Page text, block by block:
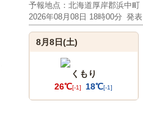
予報地点：北海道厚岸郡浜中町
2026年08月08日 18時00分 発表
8月8日(土)
くもり
26℃[-1] 18℃[-1]